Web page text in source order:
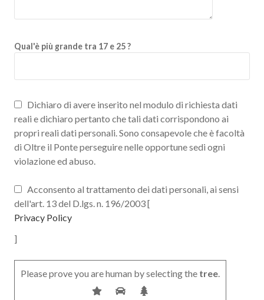
Qual'è più grande tra 17 e 25 ?
Dichiaro di avere inserito nel modulo di richiesta dati
reali e dichiaro pertanto che tali dati corrispondono ai
propri reali dati personali. Sono consapevole che è facoltà
di Oltre il Ponte perseguire nelle opportune sedi ogni
violazione ed abuso.
Acconsento al trattamento dei dati personali, ai sensi
dell'art. 13 del D.lgs. n. 196/2003 [
Privacy Policy
]
Please prove you are human by selecting the tree.